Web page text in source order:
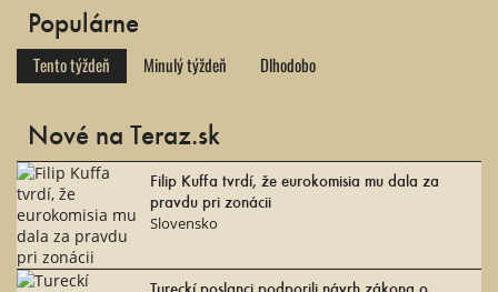
Populárne
Tento týždeň Minulý týždeň Dlhodobo
Nové na Teraz.sk
Filip Kuffa tvrdí, že eurokomisia mu dala za
pravdu pri zonácii
Slovensko
Tureckí poslanci podporili návrh zákona o